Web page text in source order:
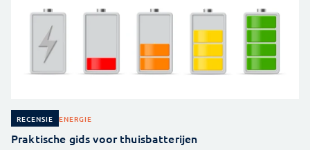
RECENSIE ENERGIE
Praktische gids voor thuisbatterijen